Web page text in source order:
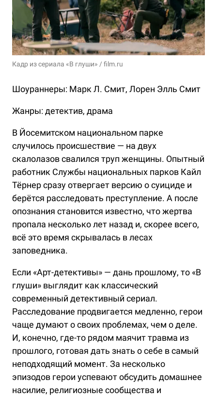
Кадр из сериала «В глуши» / film.ru
Шоураннеры: Марк Л. Смит, Лорен Элль Смит
Жанры: детектив, драма
В Йосемитском национальном парке
случилось происшествие — на двух
скалолазов свалился труп женщины. Опытный
работник Службы национальных парков Кайл
Тёрнер сразу отвергает версию о суициде и
берётся расследовать преступление. А после
опознания становится известно, что жертва
пропала несколько лет назад и, скорее всего,
всё это время скрывалась в лесах
заповедника.
Если «Арт-детективы» — дань прошлому, то «В
глуши» выглядит как классический
современный детективный сериал.
Расследование продвигается медленно, герои
чаще думают о своих проблемах, чем о деле.
И, конечно, где-то рядом маячит травма из
прошлого, готовая дать знать о себе в самый
неподходящий момент. За несколько
эпизодов герои успевают обсудить домашнее
насилие, религиозные сообщества и